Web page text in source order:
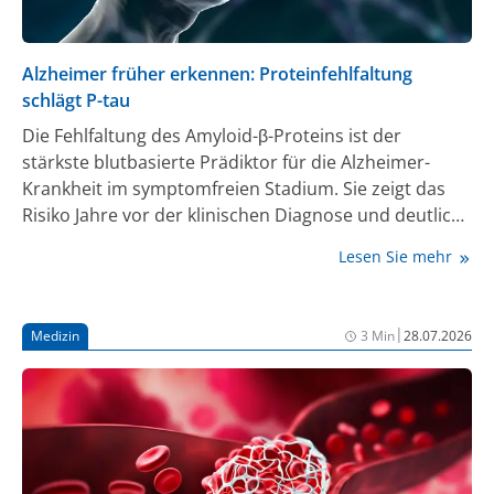
Alzheimer früher erkennen: Proteinfehlfaltung
schlägt P-tau
Die Fehlfaltung des Amyloid-β-Proteins ist der
stärkste blutbasierte Prädiktor für die Alzheimer-
Krankheit im symptomfreien Stadium. Sie zeigt das
Risiko Jahre vor der klinischen Diagnose und deutlich
tau 217. Zu diesem Ergebnis kommt eine Studie unter
Bochum). Das Forschungsteam analysierte
Blutproben aus 17 Jahren von 779 Proband:innen der
bevölkerungsbasierten ESTHER-Kohorte des
Deutschen Krebsforschungszentrums (DKFZ), um die
Leistungsfähigkeit führender Blutbiomarker über den
gesamten Verlauf der Alzheimer-Erkrankung zu
vergleichen.
Lesen Sie mehr
Medizin 3 Min|28.07.2026